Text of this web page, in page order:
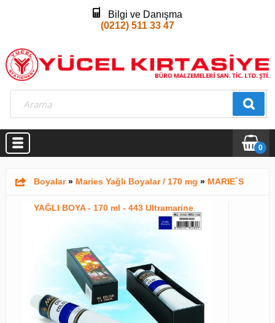
Bilgi ve Danışma
(0212) 511 33 47
0
Boyalar» Maries Yağlı Boyalar / 170 mg » MARIE`S
YAĞLI BOYA - 170 ml - 443 Ultramarine